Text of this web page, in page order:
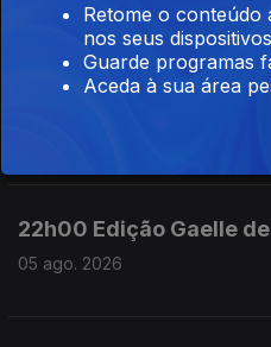
23h00 Edição Gaelle de
22h00 Edição Gaelle
05 ago. 2026
Retome o
nos seus
Guarde programas
Aceda à sua área